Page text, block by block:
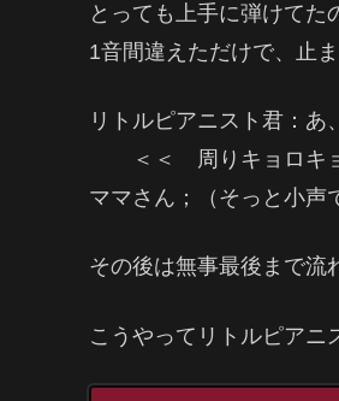
とっても上手に弾けてた
1音間違えただけで、止
リトルピアニスト君：あ
＜＜ 周りキョロキ
ママさん；（そっと小声
その後は無事最後まで流
こうやってリトルピアニ